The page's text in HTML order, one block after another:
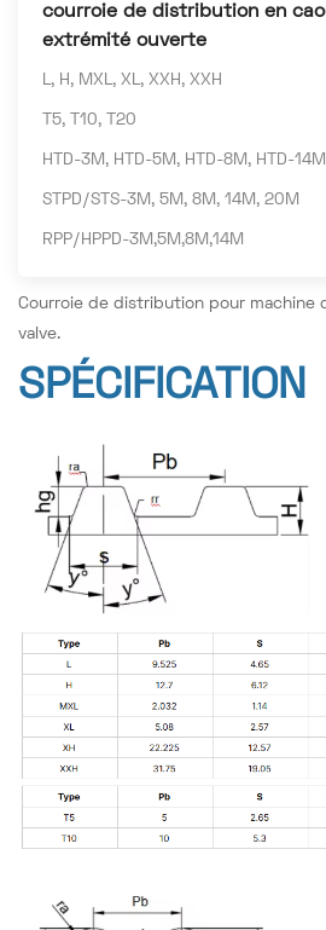
courroie de distribution en
extrémité ouverte
L, H, MXL, XL, XXH, XXH
T5, T10, T20
HTD-3M, HTD-5M, HTD-8M, HTD-
STPD/STS-3M, 5M, 8M, 14M, 20M
RPP/HPPD-3M,5M,8M,14M
Courroie de distribution pour machine
valve.
SPÉCIFICATION